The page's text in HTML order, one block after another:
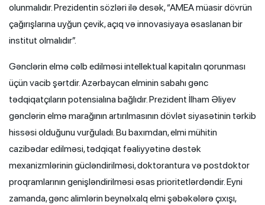
olunmalıdır. Prezidentin sözləri ilə desək, “AMEA müasir dövrün
çağırışlarına uyğun çevik, açıq və innovasiyaya əsaslanan bir
institut olmalıdır”.
Gənclərin elmə cəlb edilməsi intellektual kapitalın qorunması
üçün vacib şərtdir. Azərbaycan elminin sabahı gənc
tədqiqatçıların potensialına bağlıdır. Prezident İlham Əliyev
gənclərin elmə marağının artırılmasının dövlət siyasətinin tərkib
hissəsi olduğunu vurğuladı. Bu baxımdan, elmi mühitin
cazibədar edilməsi, tədqiqat fəaliyyətinə dəstək
mexanizmlərinin gücləndirilməsi, doktorantura və postdoktor
proqramlarının genişləndirilməsi əsas prioritetlərdəndir. Eyni
zamanda, gənc alimlərin beynəlxalq elmi şəbəkələrə çıxışı,